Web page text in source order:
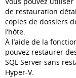
de restauration
copies de dossiers
l’hôte.
À l’aide de la
pouvez restaurer
SQL Server sans
Hyper-V.